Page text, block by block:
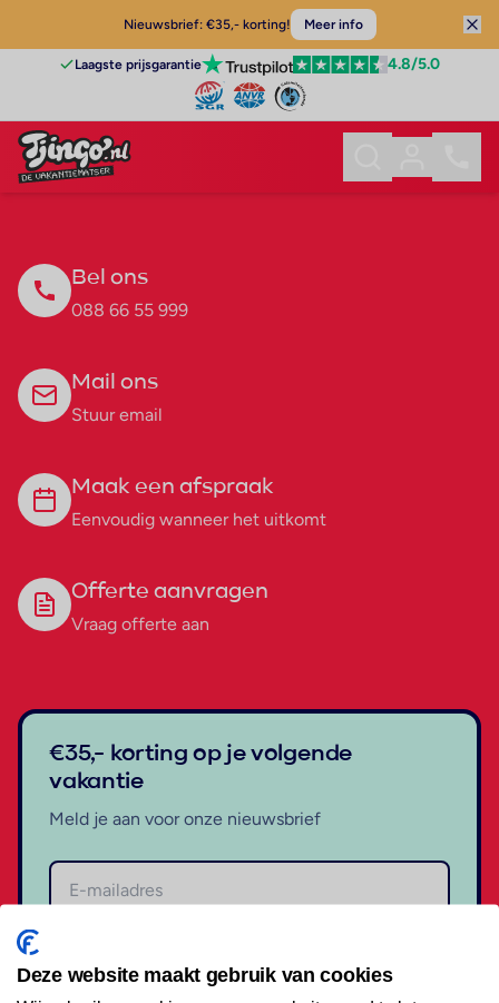
Nieuwsbrief: €35,- korting! Meer info
Laagste prijsgarantie 4.8/5.0
Bel ons
088 66 55 999
Mail ons
Stuur email
Maak een afspraak
Eenvoudig wanneer het uitkomt
Offerte aanvragen
Vraag offerte aan
€35,- korting op je volgende
vakantie
Meld je aan voor onze nieuwsbrief
Deze website maakt gebruik van cookies